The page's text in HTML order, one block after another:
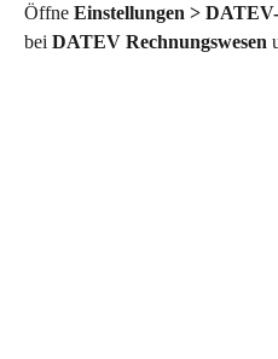
Öffne Einstellungen >
bei DATEV Rechnungswesen